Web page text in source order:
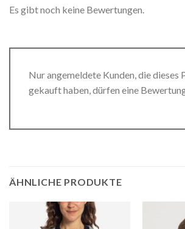
Es gibt noch keine Bewertungen.
Nur angemeldete Kunden, die dieses
gekauft haben, dürfen eine
ÄHNLICHE PRODUKTE